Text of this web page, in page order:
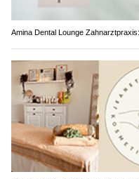
Amina Dental Lounge